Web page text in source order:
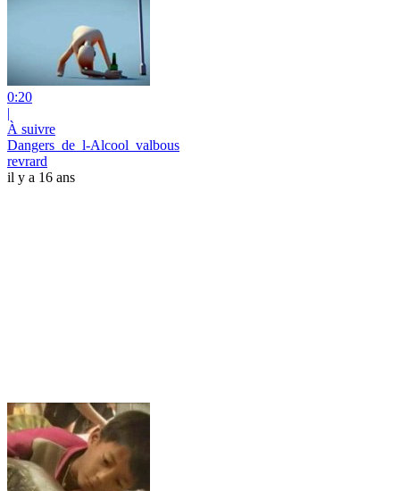
0:20
|
À suivre
Dangers_de_l-Alcool_valbous
revrard
il y a 16 ans